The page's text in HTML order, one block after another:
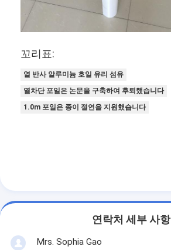
집
꼬리표:
열 반사 알루미늄 호일 유리 섬유
열차단 포일은 논문을 구축하여 후퇴했습니다
1.0m 포일은 종이 절연을 지원했습니다
연락처 세부 사항
Mrs. Sophia Gao